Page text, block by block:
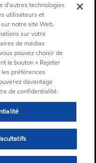
d'autres technologies
utilisateurs et
notre site Web.
sur votre
de médias
pouvez choisir de
le bouton « Rejeter
préférences
davantage
de confidentialité.